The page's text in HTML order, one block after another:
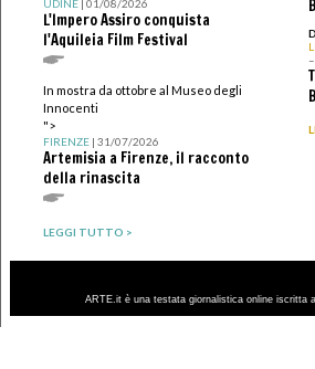
UDINE| 01/08/2026
L'Impero Assiro conquista
l'Aquileia Film Festival
In mostra da ottobre al Museo degli
Innocenti
">
FIRENZE| 31/07/2026
Artemisia a Firenze, il racconto
della rinascita
LEGGI TUTTO >
ARTE.it è una testata giornalistica online iscritta